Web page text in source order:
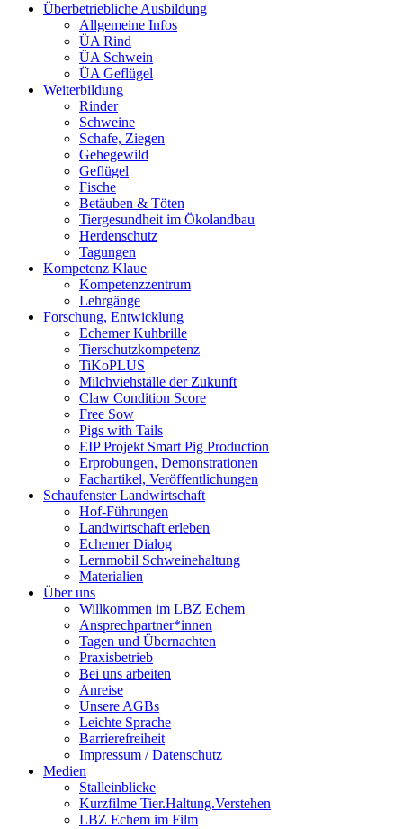
Überbetriebliche Ausbildung
Allgemeine Infos
ÜA Rind
ÜA Schwein
ÜA Geflügel
Weiterbildung
Rinder
Schweine
Schafe, Ziegen
Gehegewild
Geflügel
Fische
Betäuben & Töten
Tiergesundheit im Ökolandbau
Herdenschutz
Tagungen
Kompetenz Klaue
Kompetenzzentrum
Lehrgänge
Forschung, Entwicklung
Echemer Kuhbrille
Tierschutzkompetenz
TiKoPLUS
Milchviehställe der Zukunft
Claw Condition Score
Free Sow
Pigs with Tails
EIP Projekt Smart Pig Production
Erprobungen, Demonstrationen
Fachartikel, Veröffentlichungen
Schaufenster Landwirtschaft
Hof-Führungen
Landwirtschaft erleben
Echemer Dialog
Lernmobil Schweinehaltung
Materialien
Über uns
Willkommen im LBZ Echem
Ansprechpartner*innen
Tagen und Übernachten
Praxisbetrieb
Bei uns arbeiten
Anreise
Unsere AGBs
Leichte Sprache
Barrierefreiheit
Impressum / Datenschutz
Medien
Stalleinblicke
Kurzfilme Tier.Haltung.Verstehen
LBZ Echem im Film